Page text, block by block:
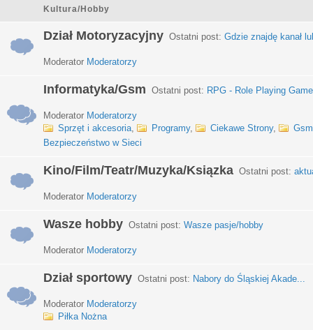
Kultura/Hobby
Dział Motoryzacyjny Ostatni post: Gdzie znajdę kanał
Moderator Moderatorzy
Informatyka/Gsm Ostatni post: RPG - Role Playing
Moderator Moderatorzy
Sprzęt i akcesoria, Programy, Ciekawe Strony,
Gsm
Bezpieczeństwo w Sieci
Kino/Film/Teatr/Muzyka/Ksiązka Ostatni post:
Moderator Moderatorzy
Wasze hobby Ostatni post: Wasze pasje/hobby
Moderator Moderatorzy
Dział sportowy Ostatni post: Nabory do Śląskiej Akade...
Moderator Moderatorzy
Piłka Nożna